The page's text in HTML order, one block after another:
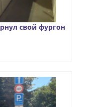
свой фургон